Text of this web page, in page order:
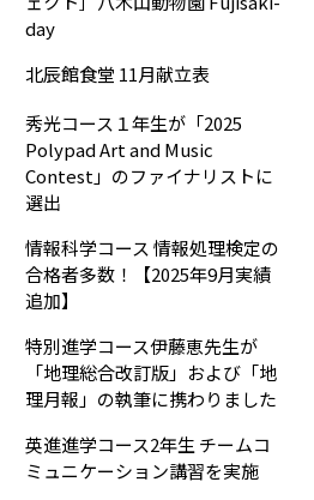
day
北辰館食堂 11月献立表
秀光コース１年生が「2025
Polypad Art and Music
Contest」のファイナリストに
選出
情報科学コース 情報処理検定の
合格者多数！【2025年9月実績
追加】
特別進学コース伊藤恵先生が
「地理総合改訂版」および「地
理月報」の執筆に携わりました
英進進学コース2年生 チームコ
ミュニケーション講習を実施